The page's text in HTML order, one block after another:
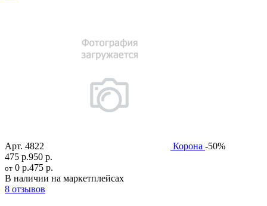
Арт. 4822 Корона -50%
475 р.950 р.
от 0 р.475 р.
В наличии на маркетплейсах
8 отзывов